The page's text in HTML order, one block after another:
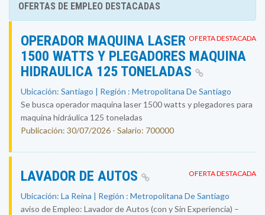
OFERTAS DE EMPLEO DESTACADAS
OFERTA DESTACADA
OPERADOR MAQUINA LASER
1500 WATTS Y PLEGADORES MAQUINA
HIDRAULICA 125 TONELADAS
Ubicación: Santiago | Región : Metropolitana De Santiago
Se busca operador maquina laser 1500 watts y plegadores para
maquina hidráulica 125 toneladas
Publicación: 30/07/2026 - Salario: 700000
OFERTA DESTACADA
LAVADOR DE AUTOS
Ubicación: La Reina | Región : Metropolitana De Santiago
aviso de Empleo: Lavador de Autos (con y Sin Experiencia) –